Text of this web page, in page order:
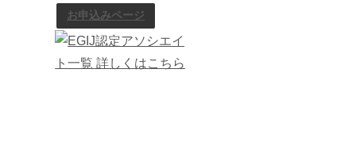
お申込みページ